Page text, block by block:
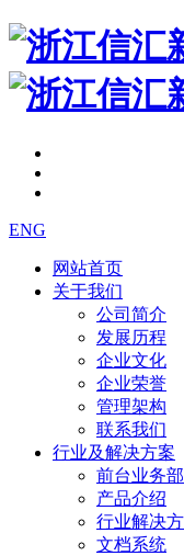
ENG
网站首页
关于我们
公司简介
发展历程
企业文化
企业荣誉
管理架构
联系我们
行业及解决方案
前台业务
产品介绍
行业解决
文档系统